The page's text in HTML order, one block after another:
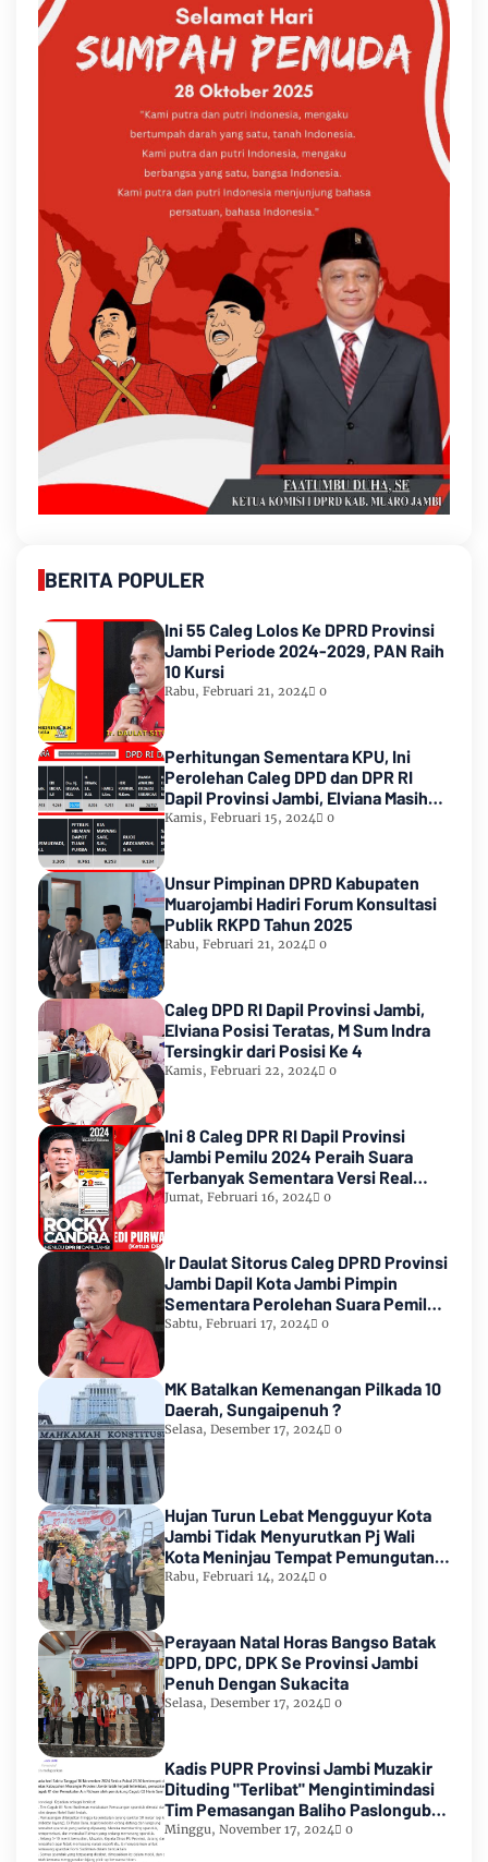
BERITA POPULER
Ini 55 Caleg Lolos Ke DPRD Provinsi
Jambi Periode 2024-2029, PAN Raih
10 Kursi
Rabu, Februari 21, 2024 0
Perhitungan Sementara KPU, Ini
Perolehan Caleg DPD dan DPR RI
Dapil Provinsi Jambi, Elviana Masih
Urutan Kedua Teratas
Kamis, Februari 15, 2024 0
Unsur Pimpinan DPRD Kabupaten
Muarojambi Hadiri Forum Konsultasi
Publik RKPD Tahun 2025
Rabu, Februari 21, 2024 0
Caleg DPD RI Dapil Provinsi Jambi,
Elviana Posisi Teratas, M Sum Indra
Tersingkir dari Posisi Ke 4
Kamis, Februari 22, 2024 0
Ini 8 Caleg DPR RI Dapil Provinsi
Jambi Pemilu 2024 Peraih Suara
Terbanyak Sementara Versi Real
Count KPU RI
Jumat, Februari 16, 2024 0
Ir Daulat Sitorus Caleg DPRD Provinsi
Jambi Dapil Kota Jambi Pimpin
Sementara Perolehan Suara Pemilu
2024
Sabtu, Februari 17, 2024 0
MK Batalkan Kemenangan Pilkada 10
Daerah, Sungaipenuh ?
Selasa, Desember 17, 2024 0
Hujan Turun Lebat Mengguyur Kota
Jambi Tidak Menyurutkan Pj Wali
Kota Meninjau Tempat Pemungutan
Suara Pemilu 2024
Rabu, Februari 14, 2024 0
Perayaan Natal Horas Bangso Batak
DPD, DPC, DPK Se Provinsi Jambi
Penuh Dengan Sukacita
Selasa, Desember 17, 2024 0
Kadis PUPR Provinsi Jambi Muzakir
Dituding "Terlibat" Mengintimindasi
Tim Pemasangan Baliho Paslongub
Romi-Sudirman
Minggu, November 17, 2024 0